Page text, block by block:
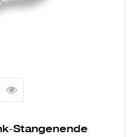
Stangenende